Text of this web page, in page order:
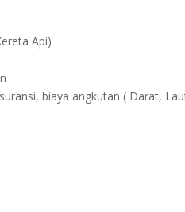
Api)
biaya angkutan ( Darat,